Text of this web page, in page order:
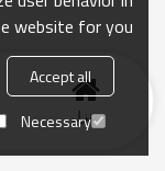
منزل
website for you.
Accept all
Necessary